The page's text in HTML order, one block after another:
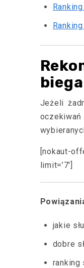
Jeżeli
[nokaut-
limit=’7′]
jakie
dobre
ranking